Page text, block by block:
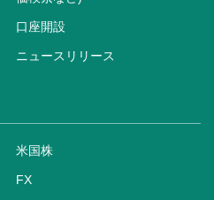
口座開設
ニュースリリース
米国株
FX